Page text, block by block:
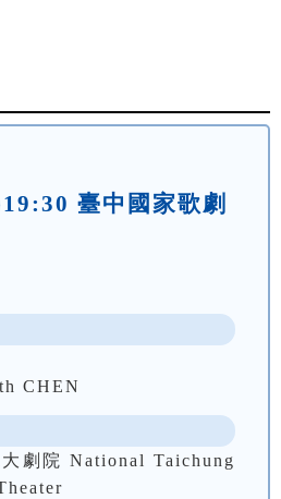
臺中國家歌劇
CHEN
劇院 National Taichung